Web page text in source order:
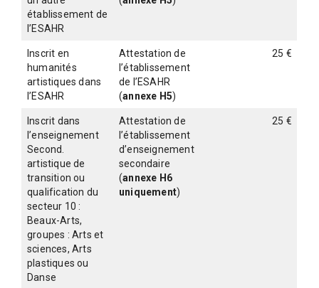
établissement de
l’ESAHR
Inscrit en
humanités
artistiques dans
l’ESAHR
Attestation de
l’établissement
de l’ESAHR
(annexe H5)
25 €
Inscrit dans
l’enseignement
Second.
artistique de
transition ou
qualification du
secteur 10 :
Beaux-Arts,
groupes : Arts et
sciences, Arts
plastiques ou
Danse
Attestation de
l’établissement
d’enseignement
secondaire
(annexe H6
uniquement)
25 €